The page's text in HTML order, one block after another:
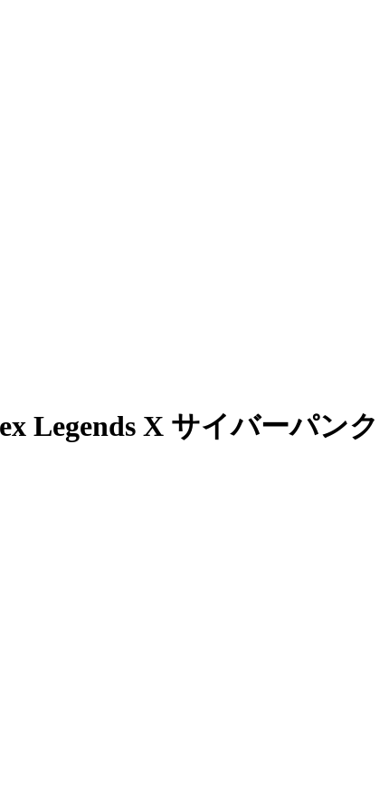
Legends X サイバーパンク